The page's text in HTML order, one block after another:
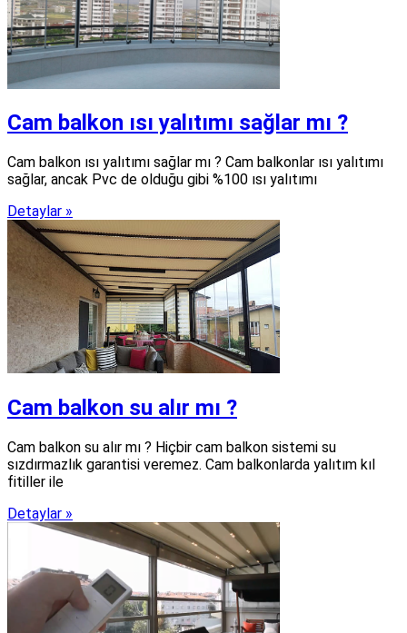
Cam balkon ısı yalıtımı sağlar mı ?
Cam balkon ısı yalıtımı sağlar mı ? Cam balkonlar ısı yalıtımı
sağlar, ancak Pvc de olduğu gibi %100 ısı yalıtımı
Detaylar »
Cam balkon su alır mı ?
Cam balkon su alır mı ? Hiçbir cam balkon sistemi su
sızdırmazlık garantisi veremez. Cam balkonlarda yalıtım kıl
fitiller ile
Detaylar »